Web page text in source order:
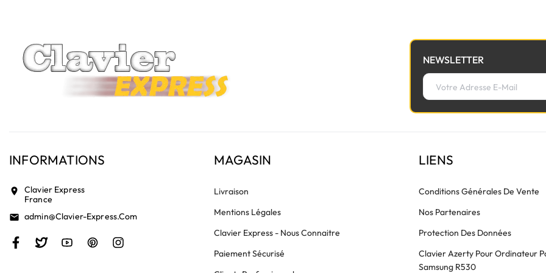
NEWSLETTER
INFORMATIONS
location_on
Clavier Express
France
email Admin@clavier-Express.com
MAGASIN
Livraison
Mentions Légales
Clavier Express - Nous Connaitre
Paiement Sécurisé
LIENS
Conditions Générales De Vente
Nos Partenaires
Protection Des Données
Clavier Azerty Pour Ordinateur
Samsung R530